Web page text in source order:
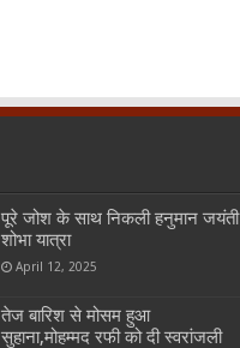
पूरे जोश के साथ निकली हनुमान जयंती
शोभा यात्रा
April 12, 2025
तेज बारिश से मोसम हुआ
सुहाना,मोहम्मद रफी को दी स्वरांजली